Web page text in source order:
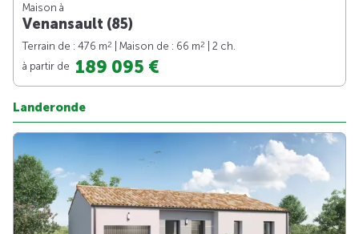
Maison à
Venansault (85)
Terrain de : 476 m2 | Maison de : 66 m2
| 2 ch.
à partir de 189 095 €
Landeronde